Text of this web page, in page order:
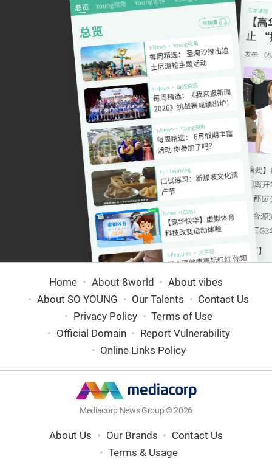
Home About 8world
About vibes
About SO YOUNG
Our Talents
Contact Us
Privacy Policy
Terms of Use
Official Domain
Report Vulnerability
Online Links Policy
Mediacorp News Group © 2026
About Us Our Brands
Contact Us
Terms & Usage